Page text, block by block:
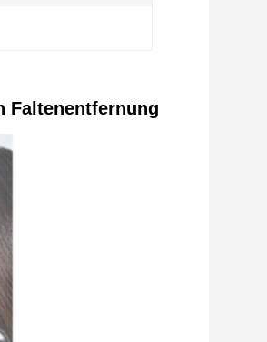
Faltenentfernung